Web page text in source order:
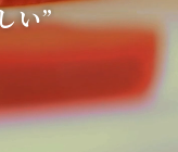
い”